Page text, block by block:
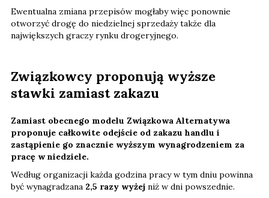
Ewentualna zmiana przepisów mogłaby więc ponownie
otworzyć drogę do niedzielnej sprzedaży także dla
największych graczy rynku drogeryjnego.
Związkowcy proponują wyższe
stawki zamiast zakazu
Zamiast obecnego modelu Związkowa Alternatywa
proponuje całkowite odejście od zakazu handlu i
zastąpienie go znacznie wyższym wynagrodzeniem za
pracę w niedziele.
Według organizacji każda godzina pracy w tym dniu powinna
być wynagradzana 2,5 razy wyżej niż w dni powszednie.